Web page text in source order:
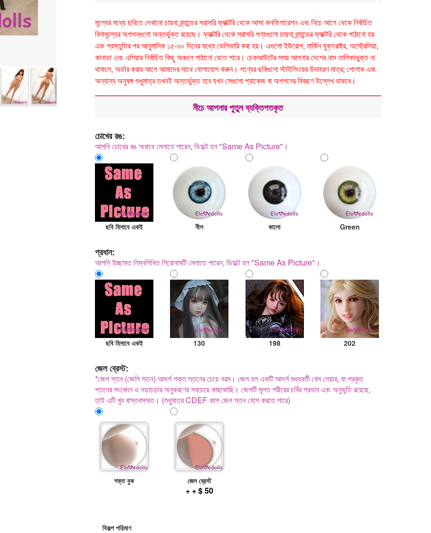
মূল্যের মধ্যে ছবিতে দেখানো চায়না ব্র্যান্ডের সরাসরি ফ্যাক্টরি থেকে আসা কনফিগারেশন এবং নিচে আগে থেকে নির্বাচিত
বিনামূল্যের অপশনগুলো অন্তর্ভুক্ত রয়েছে। ফ্যাক্টরি থেকে সরাসরি পণ্যগুলো চায়না ব্র্যান্ডের ফ্যাক্টরি থেকে পাঠানো হয়
এবং প্রস্তুতির পর আনুমানিক ১৫-৩০ দিনের মধ্যে ডেলিভারি করা হয়। এগুলো ইউরোপ, মার্কিন যুক্তরাষ্ট্র, অস্ট্রেলিয়া,
কানাডা এবং এশিয়ার নির্বাচিত কিছু অঞ্চলে পাঠানো যেতে পারে। চেকআউটের সময় আপনার দেশের নাম তালিকাভুক্ত না
থাকলে, অর্ডার করার আগে আমাদের সাথে যোগাযোগ করুন। পণ্যের ছবিগুলো স্টাইলিংয়ের উদাহরণ মাত্র; পোশাক এবং
অন্যান্য অনুষঙ্গ শুধুমাত্র তখনই অন্তর্ভুক্ত হবে যখন সেগুলো প্যাকেজ বা অপশনের বিবরণে উল্লেখ থাকবে।
নীচে আপনার পুতুল ব্যক্তিগতকৃত
চোখের রঙ:
আপনি চোখের রঙ অবাধে মেলাতে পারেন, ডিফল্ট হল "Same As Picture"।
ছবি হিসাবে একই নীল কালো Green
প্রধান:
আপনি ইচ্ছামত নিম্নলিখিত শিরোনামটি মেলাতে পারেন, ডিফল্ট হল "Same As Picture"।
ছবি হিসাবে একই 130 198 202
জেল ব্রেস্ট:
*জেল স্তন (জেলি স্তন) আদর্শ শক্ত স্তনের চেয়ে নরম। জেল হল একটি আদর্শ মধ্যবর্তী বেস লেয়ার, যা প্রকৃত
স্তনের সংবেদন ও নড়াচড়ার অনুকরণের সবচেয়ে কাছাকাছি। জেলটি মূলত শরীরের চর্বির প্রভাব এবং অনুভূতি রয়েছে,
তাই এটি খুব বাস্তবসম্মত। (শুধুমাত্র CDEF কাপ জেল স্তন যোগ করতে পারে)
শক্ত বুক জেল ব্রেস্ট
+ + $ 50
বিকল্প পরিমাণ